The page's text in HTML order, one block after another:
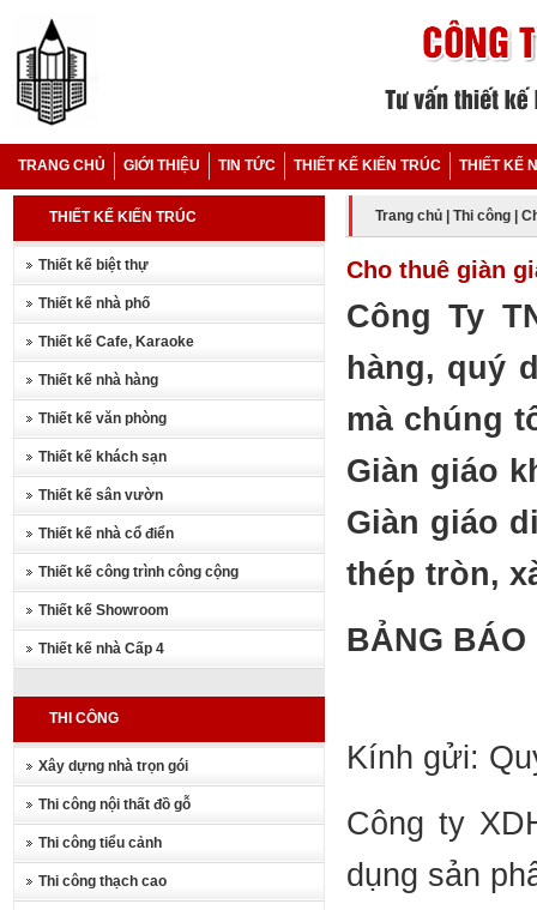
TRANG CHỦ GIỚI THIỆU TIN TỨC THIẾT KẾ KIẾN TRÚC THIẾT KẾ
THIẾT KẾ KIẾN TRÚC
Thiết kế biệt thự
Thiết kế nhà phố
Thiết kế Cafe, Karaoke
Thiết kế nhà hàng
Thiết kế văn phòng
Thiết kế khách sạn
Thiết kế sân vườn
Thiết kế nhà cổ điển
Thiết kế công trình công cộng
Thiết kế Showroom
Thiết kế nhà Cấp 4
THI CÔNG
Xây dựng nhà trọn gói
Thi công nội thất đồ gỗ
Thi công tiểu cảnh
Thi công thạch cao
Trang chủ| Thi công|
Cho thuê giàn
Công Ty
hàng, quý
mà chúng
Giàn giáo
Giàn giáo
thép tròn,
BẢNG
Kính gửi:
Công ty
dụng sản